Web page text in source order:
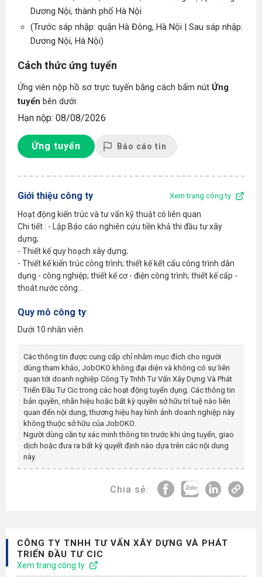
Dương Nội, thành phố Hà Nội
(Trước sáp nhập: quận Hà Đông, Hà Nội | Sau sáp nhập:
Dương Nội, Hà Nội)
Cách thức ứng tuyển
Ứng viên nộp hồ sơ trực tuyến bằng cách bấm nút Ứng
tuyển bên dưới:
Hạn nộp: 08/08/2026
Ứng tuyển Báo cáo tin
Giới thiệu công ty Xem trang công ty
Hoạt động kiến trúc và tư vấn kỹ thuật có liên quan
Chi tiết : - Lập Báo cáo nghiên cứu tiền khả thi đầu tư xây
dựng;
- Thiết kế quy hoạch xây dựng;
- Thiết kế kiến trúc công trình; thiết kế kết cấu công trình dân
dụng - công nghiệp; thiết kế cơ - điện công trình; thiết kế cấp -
thoát nước công...
Quy mô công ty
Dưới 10 nhân viên
Các thông tin được cung cấp chỉ nhằm mục đích cho người
dùng tham khảo, JobOKO không đại diện và không có sự liên
quan tới doanh nghiệp Công Ty Tnhh Tư Vấn Xây Dựng Và Phát
Triển Đầu Tư Cictrong các hoạt động tuyển dụng. Các thông tin
bản quyền, nhãn hiệu hoặc bất kỳ quyền sở hữu trí tuệ nào liên
quan đến nội dung, thương hiệu hay hình ảnh doanh nghiệp này
không thuộc sở hữu của JobOKO.
Người dùng cần tự xác minh thông tin trước khi ứng tuyển, giao
dịch hoặc đưa ra bất kỳ quyết định nào dựa trên các nội dung
này.
Chia sẻ:
CÔNG TY TNHH TƯ VẤN XÂY DỰNG VÀ PHÁT
TRIỂN ĐẦU TƯ CIC
Xem trang công ty